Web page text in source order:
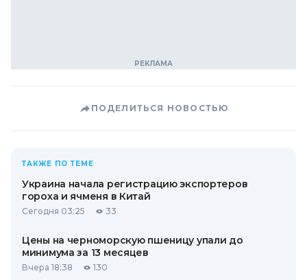
ПОДЕЛИТЬСЯ НОВОСТЬЮ
ТАКЖЕ ПО ТЕМЕ
Украина начала регистрацию экспортеров
гороха и ячменя в Китай
Сегодня 03:25 33
Цены на черноморскую пшеницу упали до
минимума за 13 месяцев
Вчера 18:38 130